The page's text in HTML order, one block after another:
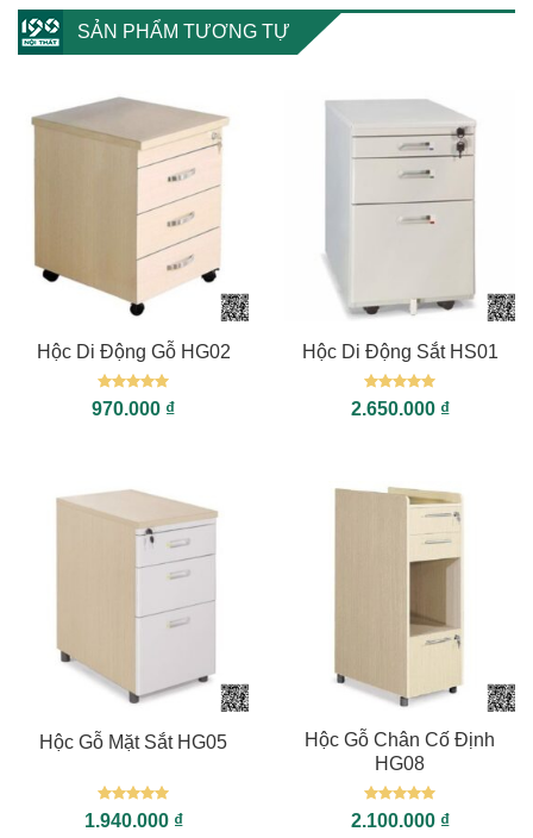
SẢN PHẨM TƯƠNG TỰ
Hộc Di Động Gỗ HG02
Được xếp
hạng55
970.000 ₫
Hộc Di Động Sắt HS01
Được xếp
hạng55
2.650.000 ₫
Hộc Gỗ Mặt Sắt HG05
Được xếp
hạng55
1.940.000 ₫
Hộc Gỗ Chân Cố Định
HG08
Được xếp
hạng55
2.100.000 ₫